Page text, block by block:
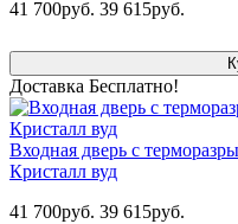
41 700руб. 39 615руб.
Доставка Бесплатно!
Входная дверь с
Кристалл вуд
41 700руб. 39 615руб.